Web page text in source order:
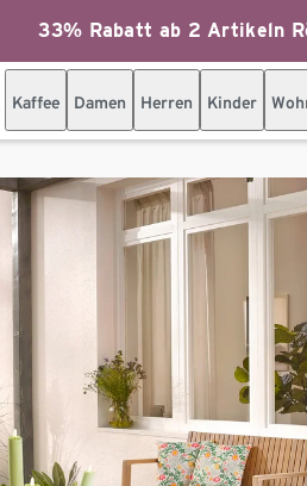
33% Rabatt ab 2 Artikeln
Kaffee Damen Herren Kinder